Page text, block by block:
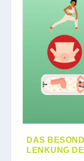
DAS
LENKUNG